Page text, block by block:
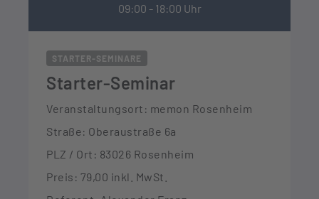
09:00 - 18:00 Uhr
STARTER-SEMINARE
Starter-Seminar
Veranstaltungsort: memon Rosenheim
Straße: Oberaustraße 6a
PLZ / Ort: 83026 Rosenheim
Preis: 79,00 inkl. MwSt.